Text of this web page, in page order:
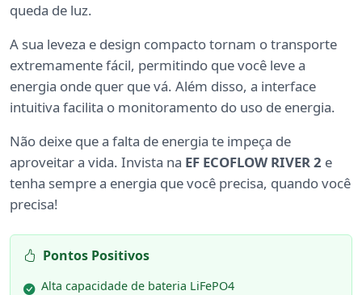
queda de luz.
A sua leveza e design compacto tornam o transporte
extremamente fácil, permitindo que você leve a
energia onde quer que vá. Além disso, a interface
intuitiva facilita o monitoramento do uso de energia.
Não deixe que a falta de energia te impeça de
aproveitar a vida. Invista na EF ECOFLOW RIVER 2 e
tenha sempre a energia que você precisa, quando você
precisa!
Pontos Positivos
Alta capacidade de bateria LiFePO4